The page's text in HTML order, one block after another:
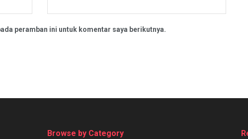
peramban ini untuk komentar saya berikutnya.
Browse by Category